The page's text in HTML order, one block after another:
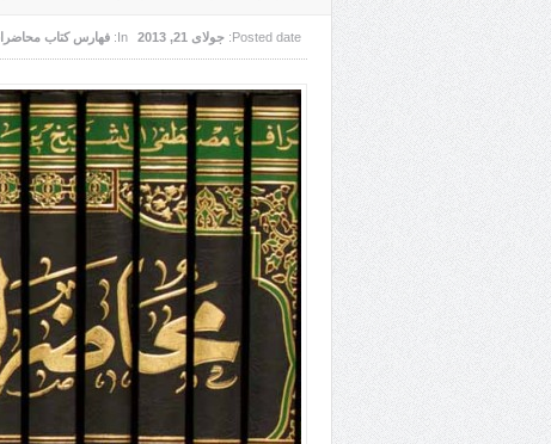
Posted date: جولای 21, 2013 In: فهارس كتاب